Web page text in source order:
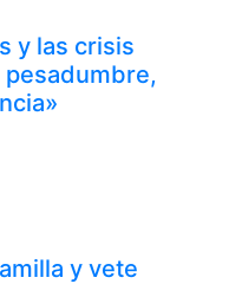
y las crisis
pesadumbre,
y vete